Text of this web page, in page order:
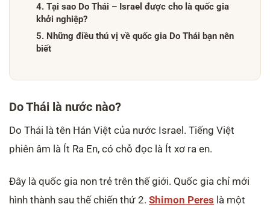
4. Tại sao Do Thái – Israel được cho là quốc gia
khởi nghiệp?
5. Những điều thú vị về quốc gia Do Thái bạn nên
biết
Do Thái là nước nào?
Do Thái là tên Hán Việt của nước Israel. Tiếng Việt
phiên âm là Ít Ra En, có chỗ đọc là Ít xơ ra en.
Đây là quốc gia non trẻ trên thế giới. Quốc gia chỉ mới
hình thành sau thế chiến thứ 2. Shimon Peres là một